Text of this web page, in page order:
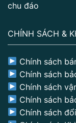
chu đáo
CHÍNH SÁCH &
Chính sách
Chính sách
Chính sách
Chính sách
Chính sách